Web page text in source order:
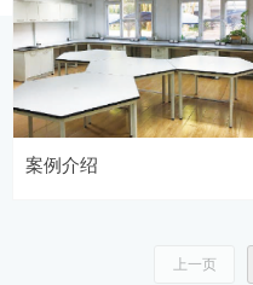
案例介绍
上一页